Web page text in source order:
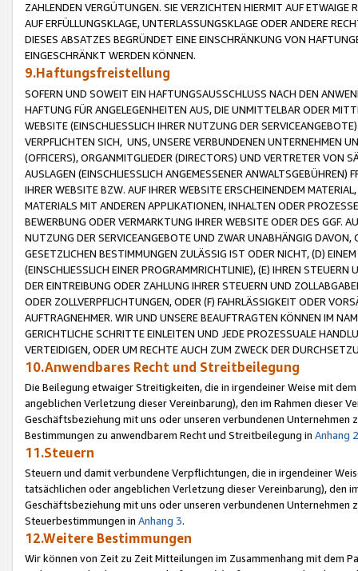
ZAHLENDEN VERGÜTUNGEN. SIE VERZICHTEN HIERMIT AUF
AUF ERFÜLLUNGSKLAGE, UNTERLASSUNGSKLAGE ODER ANDERE
DIESES ABSATZES BEGRÜNDET EINE EINSCHRÄNKUNG VON
EINGESCHRÄNKT WERDEN KÖNNEN.
9.Haftungsfreistellung
SOFERN UND SOWEIT EIN HAFTUNGSAUSSCHLUSS NACH DEN
HAFTUNG FÜR ANGELEGENHEITEN AUS, DIE UNMITTELBAR ODER
WEBSITE (EINSCHLIESSLICH IHRER NUTZUNG DER
VERPFLICHTEN SICH, UNS, UNSERE VERBUNDENEN UNTERNEHMEN
(OFFICERS), ORGANMITGLIEDER (DIRECTORS) UND VERTRETER VON
AUSLAGEN (EINSCHLIESSLICH ANGEMESSENER
IHRER WEBSITE BZW. AUF IHRER WEBSITE ERSCHEINENDEM
MATERIALS MIT ANDEREN APPLIKATIONEN, INHALTEN ODER
BEWERBUNG ODER VERMARKTUNG IHRER WEBSITE ODER DES GGF.
NUTZUNG DER SERVICEANGEBOTE UND ZWAR UNABHÄNGIG
GESETZLICHEN BESTIMMUNGEN ZULÄSSIG IST ODER NICHT, (D)
(EINSCHLIESSLICH EINER PROGRAMMRICHTLINIE), (E) IHREN
DER EINTREIBUNG ODER ZAHLUNG IHRER STEUERN UND
ODER ZOLLVERPFLICHTUNGEN, ODER (F) FAHRLÄSSIGKEIT ODER
AUFTRAGNEHMER. WIR UND UNSERE BEAUFTRAGTEN KÖNNEN IM
GERICHTLICHE SCHRITTE EINLEITEN UND JEDE PROZESSUALE
VERTEIDIGEN, ODER UM RECHTE AUCH ZUM ZWECK DER
10.Anwendbares Recht und Streitbeilegung
Die Beilegung etwaiger Streitigkeiten, die in irgendeiner Weise mit
angeblichen Verletzung dieser Vereinbarung), den im Rahmen dieser
Geschäftsbeziehung mit uns oder unseren verbundenen
Bestimmungen zu anwendbarem Recht und Streitbeilegung in Anhang 2
11.Steuern
Steuern und damit verbundene Verpflichtungen, die in irgendeiner
tatsächlichen oder angeblichen Verletzung dieser Vereinbarung), den
Geschäftsbeziehung mit uns oder unseren verbundenen
Steuerbestimmungen in Anhang 3.
12.Weitere Bestimmungen
Wir können von Zeit zu Zeit Mitteilungen im Zusammenhang mit dem